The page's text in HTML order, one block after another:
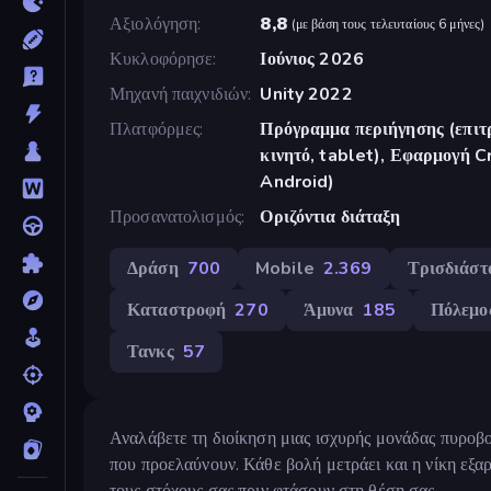
Αξιολόγηση
8,8 (με βάση τους τελευταίους 6 μήνες)
Κυκλοφόρησε
Ιούνιος 2026
Μηχανή παιχνιδιών Unity 2022
Πλατφόρμες
Πρόγραμμα περιήγησης
κινητό, tablet), Εφαρμογή
Android)
Προσανατολισμός
Οριζόντια διάταξη
Δράση 700 Mobile 2.369
Καταστροφή 270 Άμυνα 185
Τανκς 57
Αναλάβετε τη διοίκηση μιας ισχυρής μονάδας
που προελαύνουν. Κάθε βολή μετράει και η νίκη